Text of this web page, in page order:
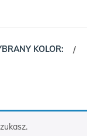
KOLOR:
/